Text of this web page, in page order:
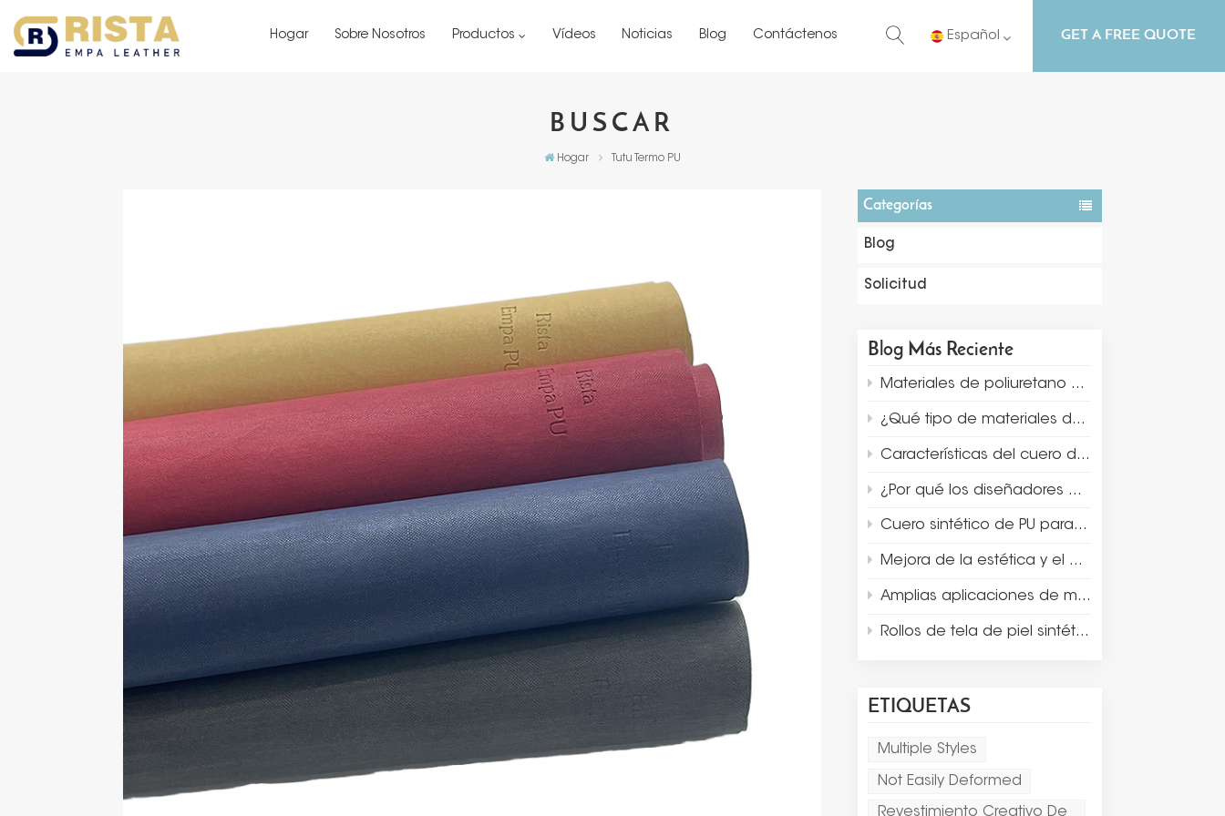
Hogar Sobre Nosotros Productos Vídeos Noticias Blog Contáctenos Español
Español
Português
GET A FREE QUOTE
BUSCAR
Hogar Tutu Termo PU
Categorías
Blog
Solicitud
Blog Más Reciente
Materiales de poliuretano creativos para la exhibición y el embalaje de joyas.
¿Qué tipo de materiales de recubrimiento son adecuados para el embalaje de lujo y la exhibición de joyas?
Características del cuero de gamuza de microfibra
¿Por qué los diseñadores eligen microfibra de gamuza para la exhibición y embalaje de joyas de lujo?
Cuero sintético de PU para accesorios de escaparate de joyeros
Mejora de la estética y el diseño del producto con cuero Thermo PU
Amplias aplicaciones de materiales de cuero sintético
Rollos de tela de piel sintética de doble cara para mantel individual
ETIQUETAS
Multiple Styles
Not Easily Deformed
Revestimiento Creativo De